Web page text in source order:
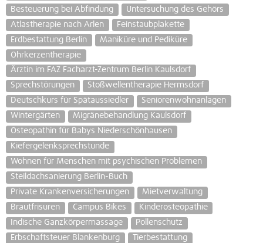
Besteuerung bei Abfindung
Untersuchung des Gehörs
Atlastherapie nach Arlen
Feinstaubplakette
Erdbestattung Berlin
Maniküre und Pediküre
Ohrkerzentherapie
Ärztin im FAZ Facharzt-Zentrum Berlin Kaulsdorf
Sprechstörungen
Stoßwellentherapie Hermsdorf
Deutschkurs für Spätaussiedler
Seniorenwohnanlagen
Wintergärten
Migränebehandlung Kaulsdorf
Osteopathin für Babys Niederschönhausen
Kiefergelenksprechstunde
Wohnen für Menschen mit psychischen Problemen
Steildachsanierung Berlin-Buch
Private Krankenversicherungen
Mietverwaltung
Brautfrisuren
Campus Bikes
Kinderosteopathie
Indische Ganzkörpermassage
Pollenschutz
Erbschaftsteuer Blankenburg
Tierbestattung